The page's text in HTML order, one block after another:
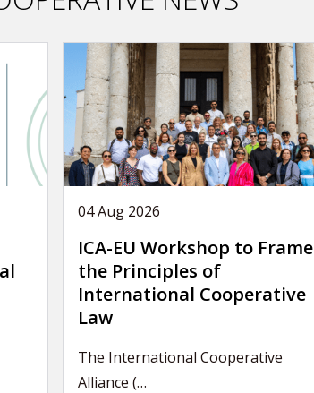
04 Aug 2026
ICA-EU Workshop to Frame
the Principles of
International Cooperative
Law
The International Cooperative
Alliance (…